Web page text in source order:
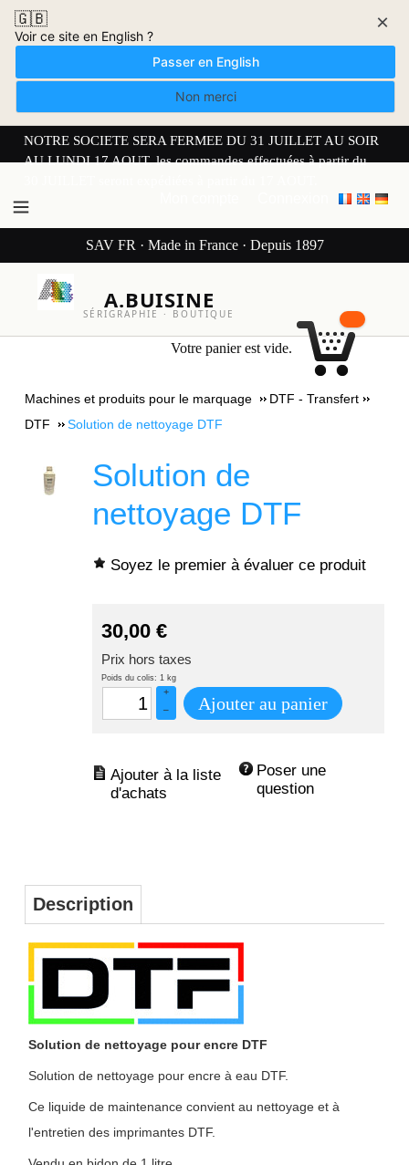
🇬🇧
Voir ce site en English ?
Passer en English
Non merci
×
NOTRE SOCIETE SERA FERMEE DU 31 JUILLET AU SOIR
AU LUNDI 17 AOUT. les commandes effectuées à partir du
SAV FR · Made in France · Depuis 1897
A.BUISINE
SÉRIGRAPHIE · BOUTIQUE
Votre panier est vide.
Machines et produits pour le marquage
DTF - Transfert
DTF
Solution de nettoyage DTF
Solution de
nettoyage DTF
Soyez le premier à évaluer ce produit
30,00 €
Prix hors taxes
Poids du colis: 1 kg
+
–
Ajouter au panier
Poser une
question
Description
Solution de nettoyage pour encre DTF
Solution de nettoyage pour encre à eau DTF.
Ce liquide de maintenance convient au nettoyage et à
l'entretien des imprimantes DTF.